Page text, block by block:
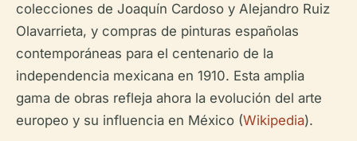
colecciones de Joaquín Cardoso y Alejandro Ruiz
Olavarrieta, y compras de pinturas españolas
contemporáneas para el centenario de la
independencia mexicana en 1910. Esta amplia
gama de obras refleja ahora la evolución del arte
europeo y su influencia en México (Wikipedia).